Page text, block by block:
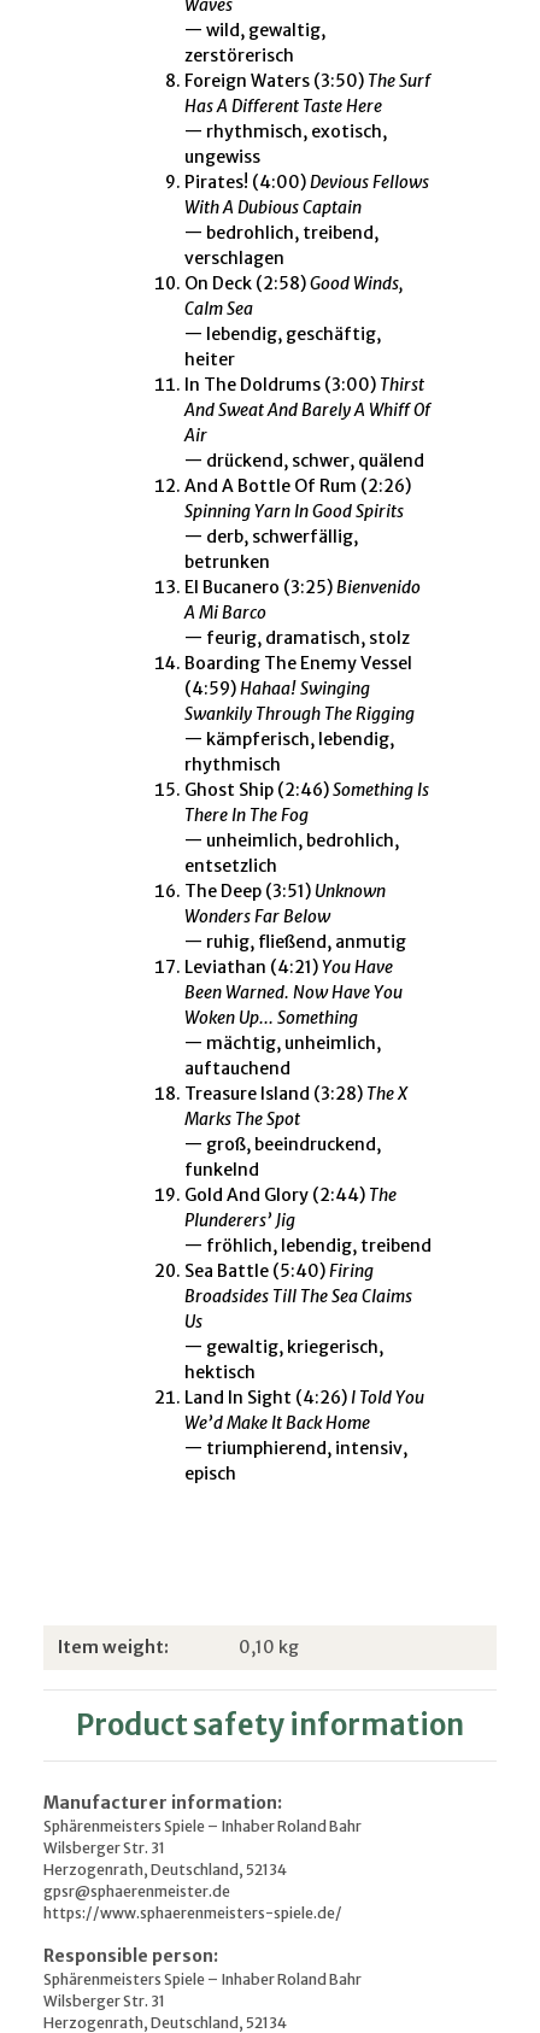
Waves
— wild, gewaltig,
zerstörerisch
Foreign Waters (3:50) The Surf
Has A Different Taste Here
— rhythmisch, exotisch,
ungewiss
Pirates! (4:00)Devious Fellows
With A Dubious Captain
— bedrohlich, treibend,
verschlagen
On Deck (2:58)Good Winds,
Calm Sea
— lebendig, geschäftig,
heiter
In The Doldrums (3:00) Thirst
And Sweat And Barely A Whiff Of
Air
— drückend, schwer, quälend
And A Bottle Of Rum (2:26)
Spinning Yarn In Good Spirits
— derb, schwerfällig,
betrunken
El Bucanero (3:25)Bienvenido
A Mi Barco
— feurig, dramatisch, stolz
Boarding The Enemy Vessel
(4:59)Hahaa! Swinging
Swankily Through The Rigging
— kämpferisch, lebendig,
rhythmisch
Ghost Ship (2:46)Something Is
There In The Fog
— unheimlich, bedrohlich,
entsetzlich
The Deep (3:51) Unknown
Wonders Far Below
— ruhig, fließend, anmutig
Leviathan (4:21)You Have
Been Warned. Now Have You
Woken Up... Something
— mächtig, unheimlich,
auftauchend
Treasure Island (3:28) The X
Marks The Spot
— groß, beeindruckend,
funkelnd
Gold And Glory (2:44) The
Plunderers’ Jig
— fröhlich, lebendig, treibend
Sea Battle (5:40)Firing
Broadsides Till The Sea Claims
Us
— gewaltig, kriegerisch,
hektisch
Land In Sight (4:26)I Told You
We’d Make It Back Home
— triumphierend, intensiv,
episch
Item information
Value
Item weight: 0,10 kg
Product safety information
Manufacturer information:
Sphärenmeisters Spiele – Inhaber Roland Bahr
Wilsberger Str. 31
Herzogenrath, Deutschland, 52134
gpsr@sphaerenmeister.de
https://www.sphaerenmeisters-spiele.de/
Responsible person:
Sphärenmeisters Spiele – Inhaber Roland Bahr
Wilsberger Str. 31
Herzogenrath, Deutschland, 52134